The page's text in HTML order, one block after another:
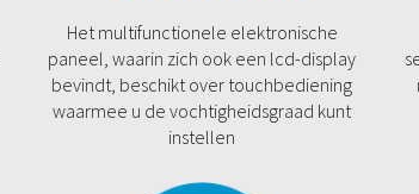
Het multifunctionele elektronische
paneel, waarin zich ook een lcd-display
bevindt, beschikt over touchbediening
waarmee u de vochtigheidsgraad kunt
instellen